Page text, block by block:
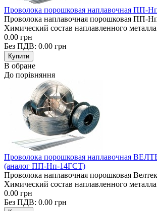
Проволока порошковая наплавочная ПП-
Проволока наплавочная порошковая ПП-
Химический состав наплавленного
0.00 грн
Без ПДВ: 0.00 грн
В обране
До порівняння
Проволока порошковая наплавочная
(аналог ПП-Нп-14ГСТ)
Проволока наплавочная порошковая
Химический состав наплавленного
0.00 грн
Без ПДВ: 0.00 грн